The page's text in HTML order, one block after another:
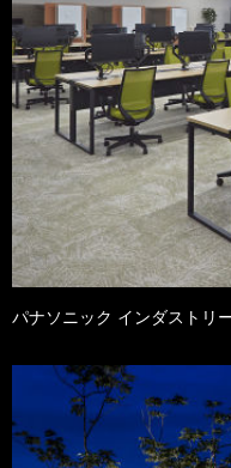
パナソニック インダストリ